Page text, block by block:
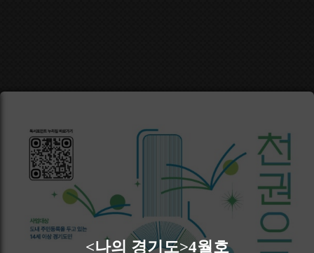
<나의 경기도>4월호